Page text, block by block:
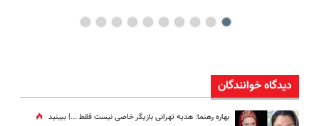
دیدگاه خوانندگان
بهاره رهنما: هدیه تهرانی بازیگر خاصی نیست فقط ...|‌ ببینید